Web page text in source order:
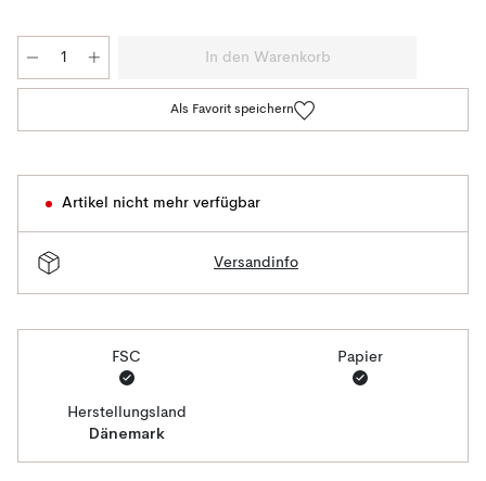
In den Warenkorb
Als Favorit speichern
Artikel nicht mehr verfügbar
Versandinfo
FSC Papier
Herstellungsland
Dänemark